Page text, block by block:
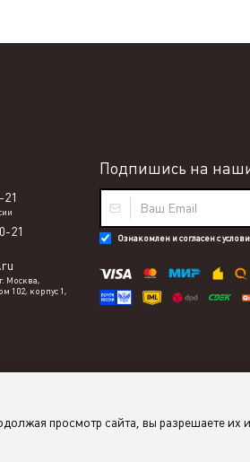
Подпишись на
Ознакомлен и согласен с
21
21
Москва,
102, корпус 1,
просмотр сайта, вы разрешаете их